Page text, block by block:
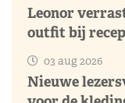
Leonor
outfit bij
03 aug 2026
Nieuwe